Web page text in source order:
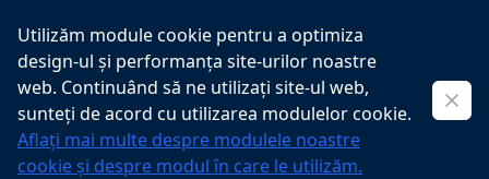
Utilizăm module cookie pentru a optimiza
design-ul și performanța site-urilor noastre
web. Continuând să ne utilizați site-ul web,
sunteți de acord cu utilizarea modulelor cookie.
Aflați mai multe despre modulele noastre
cookie și despre modul în care le utilizăm.